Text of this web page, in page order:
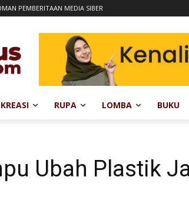
PEMBERITAAN MEDIA SIBER
KREASI RUPA LOMBA BUKU
Ubah Plastik